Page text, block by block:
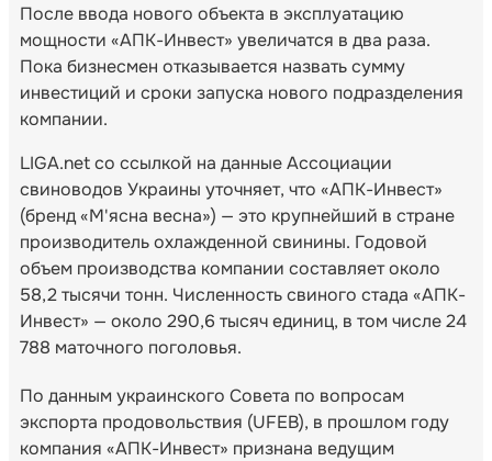
После ввода нового объекта в эксплуатацию
мощности «АПК-Инвест» увеличатся в два раза.
Пока бизнесмен отказывается назвать сумму
инвестиций и сроки запуска нового подразделения
компании.
LIGA.net со ссылкой на данные Ассоциации
свиноводов Украины уточняет, что «АПК-Инвест»
(бренд «М'ясна весна») — это крупнейший в стране
производитель охлажденной свинины. Годовой
объем производства компании составляет около
58,2 тысячи тонн. Численность свиного стада «АПК-
Инвест» — около 290,6 тысяч единиц, в том числе 24
788 маточного поголовья.
По данным украинского Совета по вопросам
экспорта продовольствия (UFEB), в прошлом году
компания «АПК-Инвест» признана ведущим